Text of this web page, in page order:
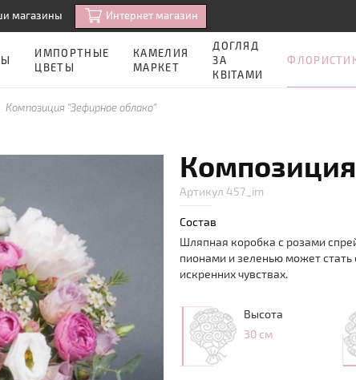
магазины Интернет магазин
ИМПОРТНЫЕ
ЦВЕТЫ
КАМЕЛИЯ
МАРКЕТ
ДОГЛЯД
ЗА
КВІТАМИ
Композиция "Зефирное облако"
Артикул 457_im
Состав
Шляпная коробка с розами
пионами и зеленью может
искренних чувствах.
Высота
30 см